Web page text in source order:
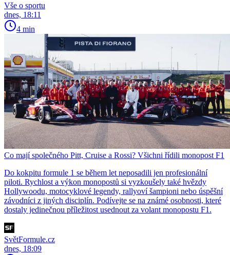
Vše o sportu
dnes, 18:11
4 min
Co mají společného Pitt, Cruise a Rossi? Všichni řídili monopost F1
Do kokpitu formule 1 se během let neposadili jen profesionální
piloti. Rychlost a výkon monopostů si vyzkoušely také hvězdy
Hollywoodu, motocyklové legendy, rallyoví šampioni nebo úspěšní
závodníci z jiných disciplín. Podívejte se na známé osobnosti, které
dostaly jedinečnou příležitost usednout za volant monopostu F1.
SvětFormule.cz
dnes, 18:09